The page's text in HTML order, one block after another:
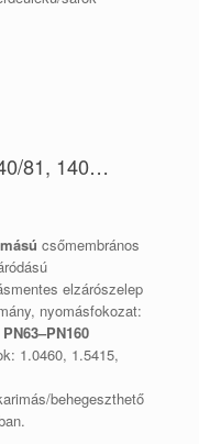
81, 140…
csőmembrános
elzárószelep
nyomásfokozat:
PN63–PN160
1.0460, 1.5415,
behegeszthető